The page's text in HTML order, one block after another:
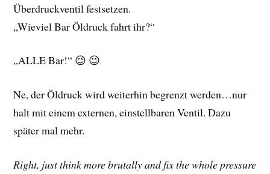
Überdruckventil festsetzen.
„Wieviel Bar Öldruck fahrt ihr?“
„ALLE Bar!“ 😉 😉
Ne, der Öldruck wird weiterhin begrenzt werden…nur
halt mit einem externen, einstellbaren Ventil. Dazu
später mal mehr.
Right, just think more brutally and fix the whole pressure